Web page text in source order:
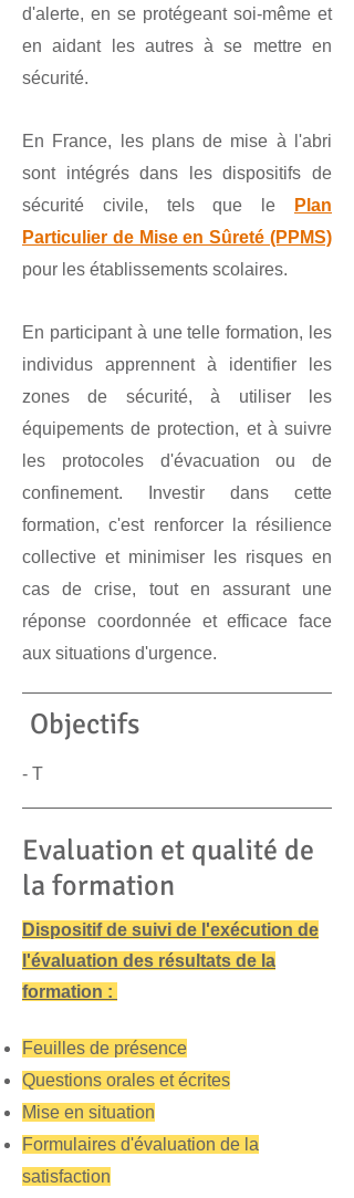
d'alerte, en se protégeant soi-même et
en aidant les autres à se mettre en
sécurité.
En France, les plans de mise à l'abri
sont intégrés dans les dispositifs de
sécurité civile, tels que le
Plan
Particulier de Mise en Sûreté (PPMS)
pour les établissements scolaires.
En participant à une telle formation, les
individus apprennent à identifier les
zones de sécurité, à utiliser les
équipements de protection, et à suivre
les protocoles d'évacuation ou de
confinement. Investir dans cette
formation, c'est renforcer la résilience
collective et minimiser les risques en
cas de crise, tout en assurant une
réponse coordonnée et efficace face
aux situations d'urgence.
Objectifs
- T
Evaluation et qualité de
la formation
Dispositif de suivi de l'exécution de
l'évaluation des résultats de la
formation :
Feuilles de présence
Questions orales et écrites
Mise en situation
Formulaires d'évaluation de la
satisfaction